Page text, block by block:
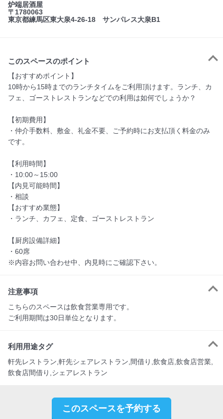
炉端居酒屋
〒1780063
東京都練馬区東大泉4-26-18 サンパレス大泉B1
このスペースのポイント
【おすすめポイント】
10時から15時までのランチタイムをご利用頂けます。ランチ、カ
フェ、ゴーストレストランなどでの利用は如何でしょうか？
【初期費用】
・仲介手数料、敷金、礼金不要、ご予約時にお支払頂く料金のみ
です。
【利用時間】
・10:00～15:00
【内見可能時間】
・相談
【おすすめ業態】
・ランチ、カフェ、定食、ゴーストレストラン
【厨房設備詳細】
・60席
※内容お問い合わせ中、内見時にご確認下さい。
注意事項
こちらのスペースは飲食営業専用です。
ご利用期間は30日単位となります。
利用用途タグ
軒先レストラン,軒先シェアレストラン,間借り,飲食店,飲食店営業,
飲食店間借り,シェアレストラン
このスペースを予約する